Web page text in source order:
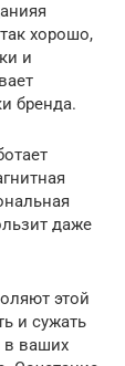
хорошо,
и
бренда.
даже
этой
и сужать
в ваших